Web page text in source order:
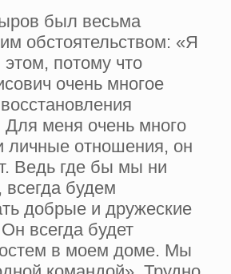
был весьма
обстоятельством: «Я
потому что
очень многое
Для меня очень много
личные отношения, он
Ведь где бы мы ни
всегда будем
добрые и дружеские
всегда будет
в моем доме. Мы